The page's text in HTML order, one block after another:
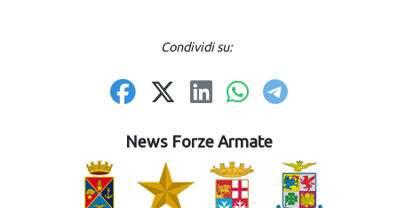
Condividi su:
News Forze Armate